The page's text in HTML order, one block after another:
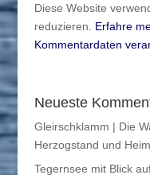
Diese Website
reduzieren. Erfahre
Kommentardaten
Neueste
Gleirschklamm | Die
Herzogstand und
Tegernsee mit Blick